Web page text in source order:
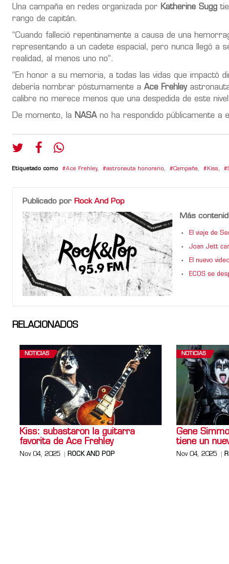
Una campaña en redes organizada por Katherine Sugg
rango de capitán.
“Cuando falleció repentinamente a causa de una
representando a un cadete espacial, pero nunca llegó a
realidad, al menos uno no”.
“En honor a su memoria, a todas las vidas que impactó
debería nombrar póstumamente a Ace Frehleyastronauta
calibre no merece menos que una despedida de este
De momento, la NASAno ha respondido públicamente a
Etiquetado como Ace Frehley, astronauta honorario, Campaña, Kiss,
Publicado por Rock And Pop
Más
El viaje de
Joan Jett
El nuevo
ECOS se
RELACIONADOS
NOTICIAS
Kiss: subastaron la guitarra
favorita de Ace Frehley
Nov 04, 2025 ROCK AND POP
NOTICIAS
Gene
tiene un
Nov 04, 2025